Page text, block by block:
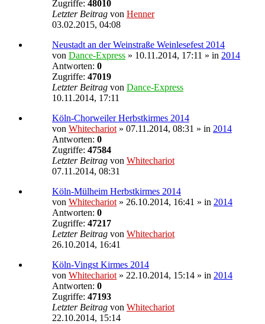
Zugriffe: 48010
Letzter Beitrag von Henner
03.02.2015, 04:08
Neustadt an der Weinstraße Weinlesefest 2014
von Dance-Express » 10.11.2014, 17:11 » in 2014
Antworten: 0
Zugriffe: 47019
Letzter Beitrag von Dance-Express
10.11.2014, 17:11
Köln-Chorweiler Herbstkirmes 2014
von Whitechariot » 07.11.2014, 08:31 » in 2014
Antworten: 0
Zugriffe: 47584
Letzter Beitrag von Whitechariot
07.11.2014, 08:31
Köln-Mülheim Herbstkirmes 2014
von Whitechariot » 26.10.2014, 16:41 » in 2014
Antworten: 0
Zugriffe: 47217
Letzter Beitrag von Whitechariot
26.10.2014, 16:41
Köln-Vingst Kirmes 2014
von Whitechariot » 22.10.2014, 15:14 » in 2014
Antworten: 0
Zugriffe: 47193
Letzter Beitrag von Whitechariot
22.10.2014, 15:14